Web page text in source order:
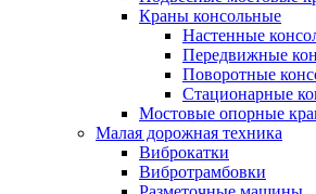
Краны консольные
Настенные
Передвижные
Поворотные
Стационарные
Мостовые опорные
Малая дорожная техника
Виброкатки
Вибротрамбовки